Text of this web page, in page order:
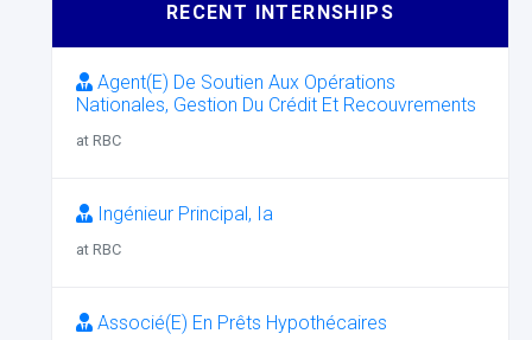
RECENT INTERNSHIPS
Agent(E) De Soutien Aux Opérations
Nationales, Gestion Du Crédit Et Recouvrements
at RBC
Ingénieur Principal, Ia
at RBC
Associé(E) En Prêts Hypothécaires